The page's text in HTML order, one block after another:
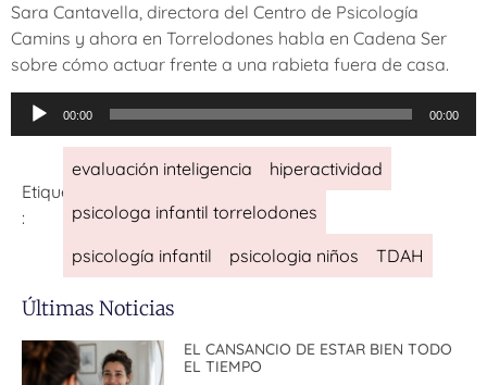
Sara Cantavella, directora del Centro de Psicología
Camins y ahora en Torrelodones habla en Cadena Ser
sobre cómo actuar frente a una rabieta fuera de casa.
Reproductor
de
00:00 00:00
Etiquetas
:
evaluación inteligencia
hiperactividad
psicologa infantil torrelodones
psicología infantil
psicologia niños TDAH
Últimas Noticias
EL CANSANCIO DE ESTAR BIEN TODO
EL TIEMPO